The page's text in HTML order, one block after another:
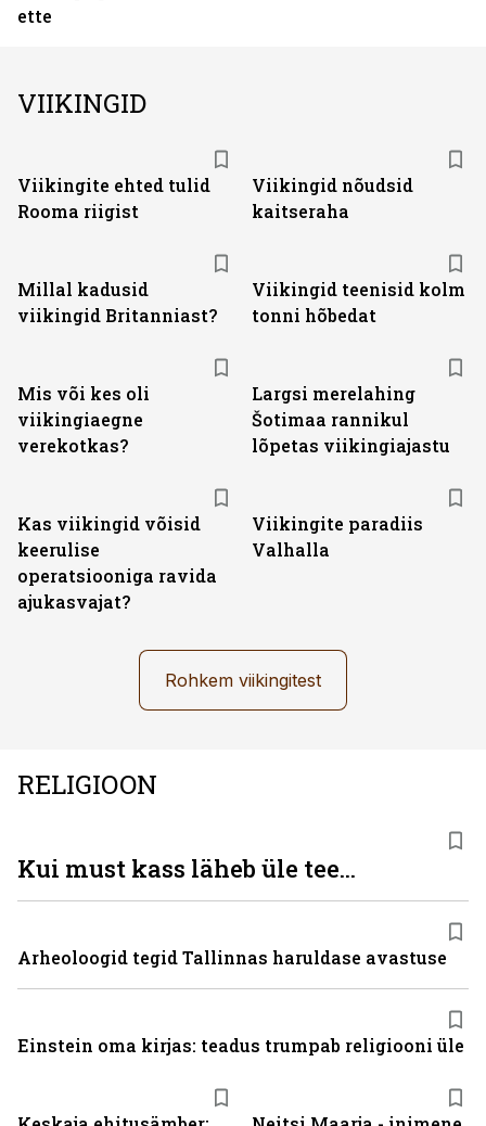
ette
VIIKINGID
Viikingite ehted tulid
Rooma riigist
Viikingid nõudsid
kaitseraha
Millal kadusid
viikingid Britanniast?
Viikingid teenisid kolm
tonni hõbedat
Mis või kes oli
viikingiaegne
verekotkas?
Largsi merelahing
Šotimaa rannikul
lõpetas viikingiajastu
Kas viikingid võisid
keerulise
operatsiooniga ravida
ajukasvajat?
Viikingite paradiis
Valhalla
Rohkem viikingitest
RELIGIOON
Kui must kass läheb üle tee...
Arheoloogid tegid Tallinnas haruldase avastuse
Einstein oma kirjas: teadus trumpab religiooni üle